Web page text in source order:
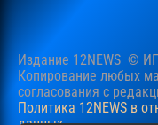
Издание 12NEWS ©
Копирование любых
согласования c
Политика 12NEWS в